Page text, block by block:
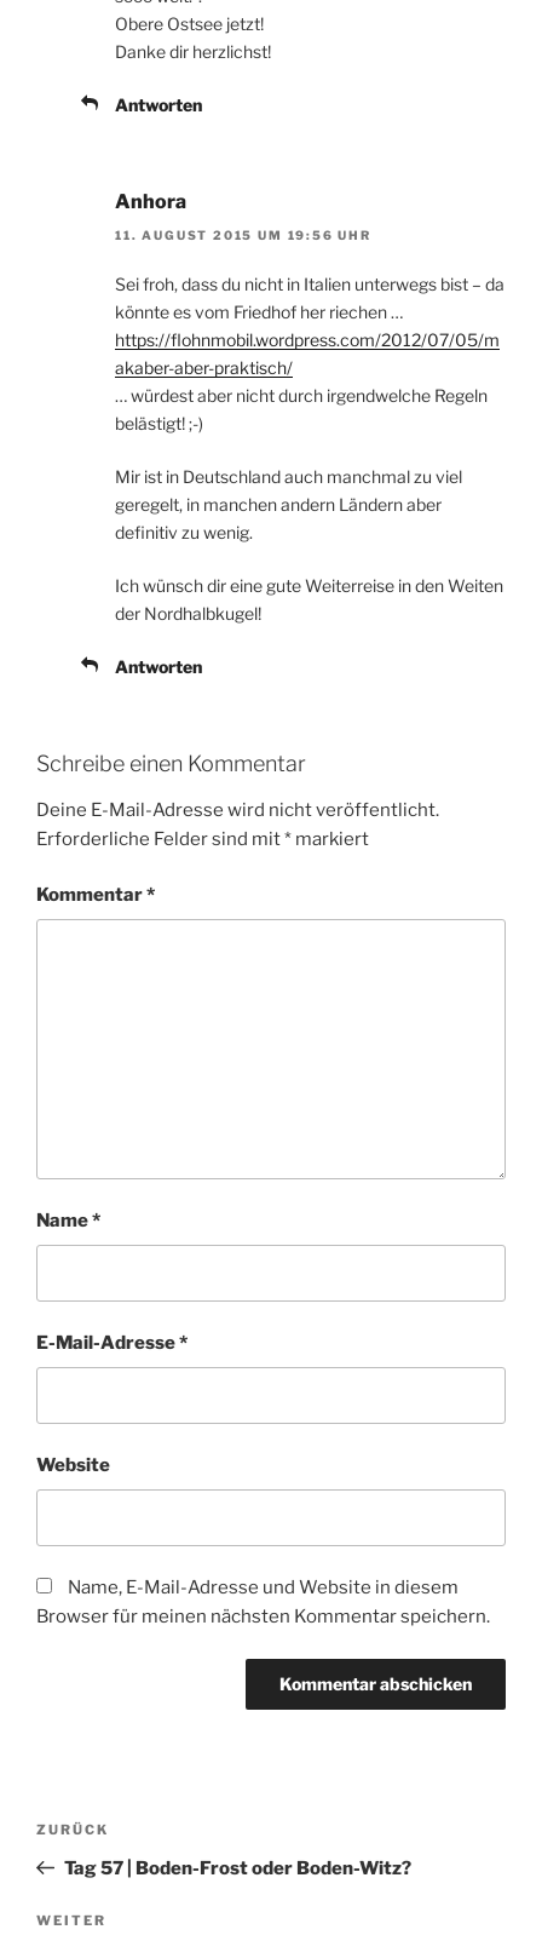
Obere Ostsee jetzt!
Danke dir herzlichst!
Antworten
Anhora
11. AUGUST 2015 UM 19:56 UHR
Sei froh, dass du nicht in Italien unterwegs bist – da
könnte es vom Friedhof her riechen …
https://flohnmobil.wordpress.com/2012/07/05/m
akaber-aber-praktisch/
… würdest aber nicht durch irgendwelche Regeln
belästigt! ;-)
Mir ist in Deutschland auch manchmal zu viel
geregelt, in manchen andern Ländern aber
definitiv zu wenig.
Ich wünsch dir eine gute Weiterreise in den Weiten
der Nordhalbkugel!
Antworten
Schreibe einen Kommentar
Deine E-Mail-Adresse wird nicht veröffentlicht.
Erforderliche Felder sind mit* markiert
Kommentar*
Name*
E-Mail-Adresse*
Website
Name, E-Mail-Adresse und Website in diesem
Browser für meinen nächsten Kommentar speichern.
Beitragsnavigation
Vorheriger
Beitrag
ZURÜCK
Tag 57 | Boden-Frost oder Boden-Witz?
Nächster
WEITER